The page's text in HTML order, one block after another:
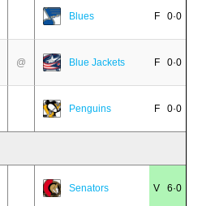
Blues F 0·0
@ Blue Jackets F 0·0
Penguins F 0·0
Senators V 6·0